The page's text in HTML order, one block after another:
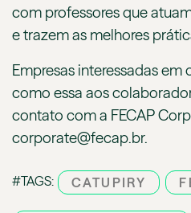
com professores que
e trazem as melhores
Empresas interessadas
como essa aos
contato com a FECAP
corporate@fecap.br.
#TAGS: CATUPIRY